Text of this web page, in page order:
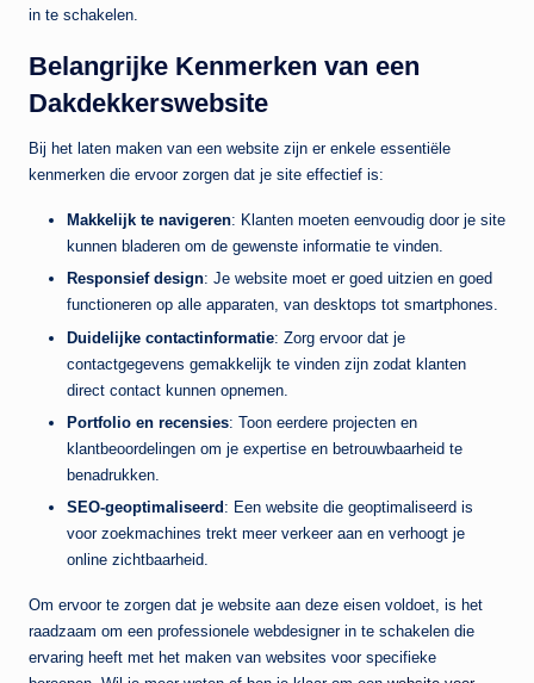
in te schakelen.
Belangrijke Kenmerken van een
Dakdekkerswebsite
Bij het laten maken van een website zijn er enkele essentiële
kenmerken die ervoor zorgen dat je site effectief is:
Makkelijk te navigeren: Klanten moeten eenvoudig door je site
kunnen bladeren om de gewenste informatie te vinden.
Responsief design: Je website moet er goed uitzien en goed
functioneren op alle apparaten, van desktops tot smartphones.
Duidelijke contactinformatie: Zorg ervoor dat je
contactgegevens gemakkelijk te vinden zijn zodat klanten
direct contact kunnen opnemen.
Portfolio en recensies: Toon eerdere projecten en
klantbeoordelingen om je expertise en betrouwbaarheid te
benadrukken.
SEO-geoptimaliseerd : Een website die geoptimaliseerd is
voor zoekmachines trekt meer verkeer aan en verhoogt je
online zichtbaarheid.
Om ervoor te zorgen dat je website aan deze eisen voldoet, is het
raadzaam om een professionele webdesigner in te schakelen die
ervaring heeft met het maken van websites voor specifieke